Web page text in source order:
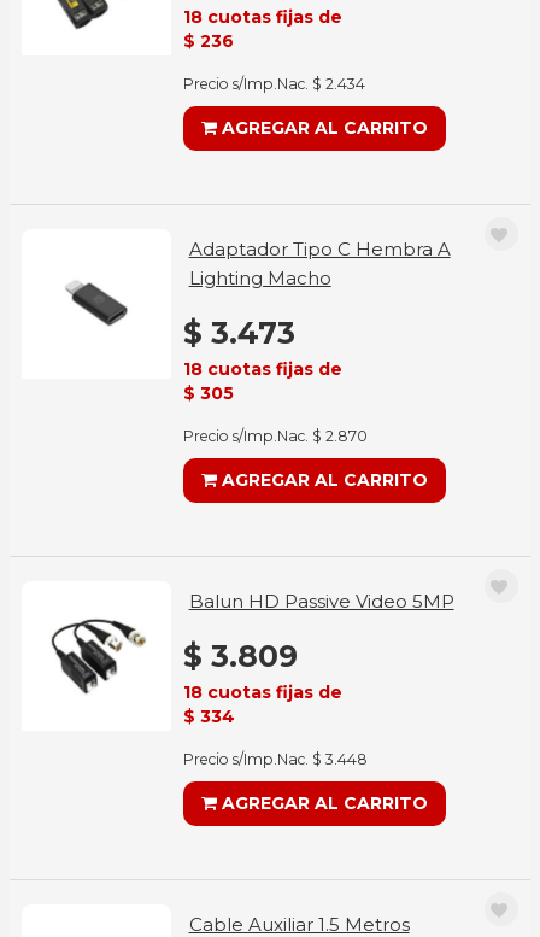
18 cuotas fijas de
$ 236
Precio s/Imp.Nac. $ 2.434
AGREGAR AL CARRITO
Adaptador Tipo C Hembra A
Lighting Macho
$ 3.473
18 cuotas fijas de
$ 305
Precio s/Imp.Nac. $ 2.870
AGREGAR AL CARRITO
Balun HD Passive Video 5MP
$ 3.809
18 cuotas fijas de
$ 334
Precio s/Imp.Nac. $ 3.448
AGREGAR AL CARRITO
Cable Auxiliar 1.5 Metros